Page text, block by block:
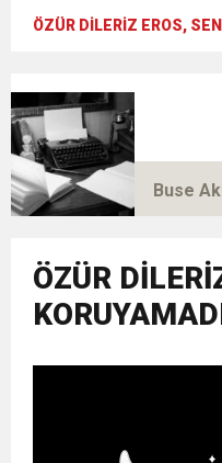
ÖZÜR DİLERİZ EROS,
Buse
ÖZÜR